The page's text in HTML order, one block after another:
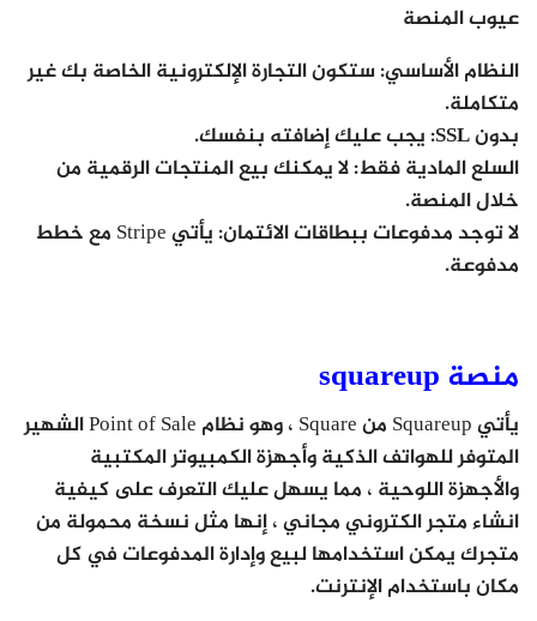
عيوب المنصة
النظام الأساسي:ستكون التجارة الإلكترونية الخاصة بك غير
متكاملة.
بدون SSL:
يجب عليك إضافته بنفسك.
السلع المادية فقط:لا يمكنك بيع المنتجات الرقمية من
خلال المنصة.
لا توجد مدفوعات ببطاقات الائتمان:
يأتي Stripe مع خطط
مدفوعة.
منصة squareup
يأتي Squareup من Square ، وهو نظام Point of Sale الشهير
المتوفر للهواتف الذكية وأجهزة الكمبيوتر المكتبية
والأجهزة اللوحية ، مما يسهل عليك التعرف على كيفية
انشاء متجر الكتروني مجاني ، إنها مثل نسخة محمولة من
متجرك يمكن استخدامها لبيع وإدارة المدفوعات في كل
مكان باستخدام الإنترنت.